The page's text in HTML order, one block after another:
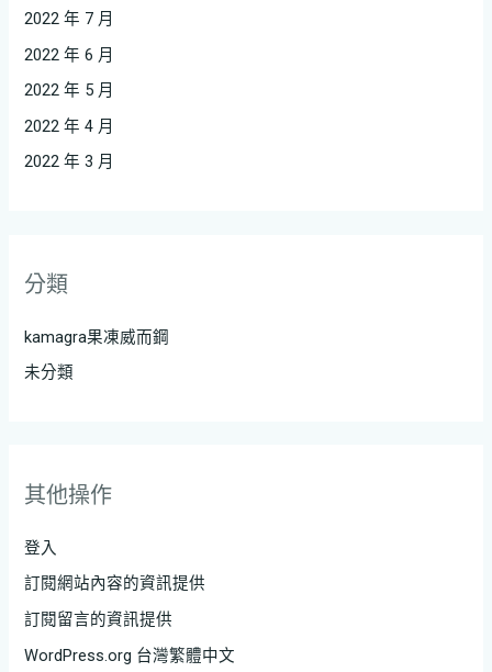
2022 年 7 月
2022 年 6 月
2022 年 5 月
2022 年 4 月
2022 年 3 月
分類
kamagra果凍威而鋼
未分類
其他操作
登入
訂閱網站內容的資訊提供
訂閱留言的資訊提供
WordPress.org 台灣繁體中文